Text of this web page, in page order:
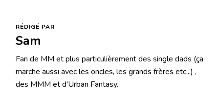
RÉDIGÉ PAR
Sam
Fan de MM et plus particulièrement des single dads (ça
marche aussi avec les oncles, les grands frères etc...) ,
des MMM et d'Urban Fantasy.